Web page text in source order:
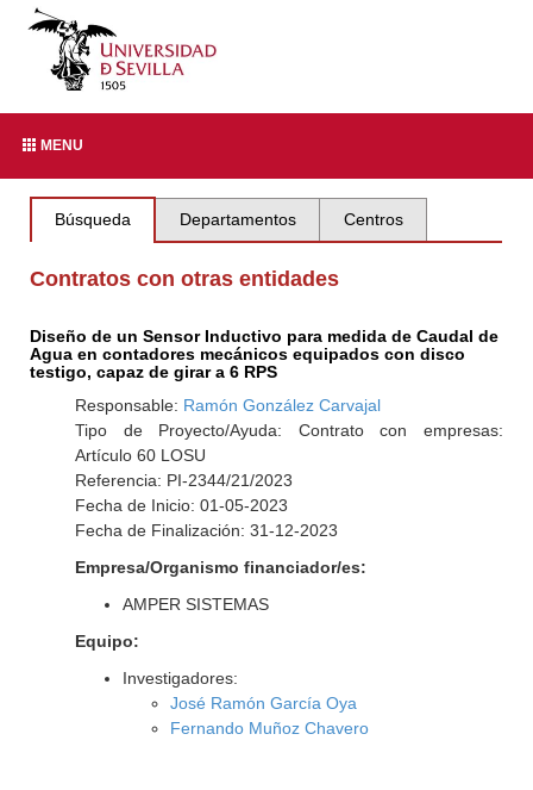
MENU
Búsqueda Departamentos Centros
Contratos con otras entidades
Diseño de un Sensor Inductivo para medida de Caudal de
Agua en contadores mecánicos equipados con disco
testigo, capaz de girar a 6 RPS
Responsable: Ramón González Carvajal
Tipo de Proyecto/Ayuda: Contrato con empresas:
Artículo 60 LOSU
Referencia: PI-2344/21/2023
Fecha de Inicio: 01-05-2023
Fecha de Finalización: 31-12-2023
Empresa/Organismo financiador/es:
AMPER SISTEMAS
Equipo:
Investigadores:
José Ramón García Oya
Fernando Muñoz Chavero